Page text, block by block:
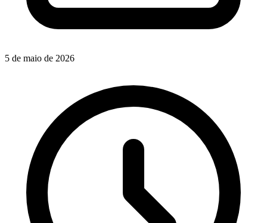
5 de maio de 2026